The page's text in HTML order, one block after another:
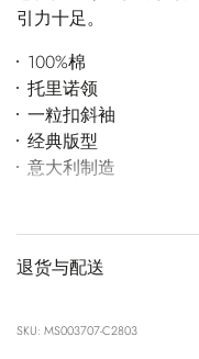
引力十足。
100%棉
托里诺领
一粒扣斜袖
经典版型
意大利制造
退货与配送
SKU: MS003707-C2803